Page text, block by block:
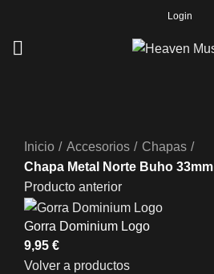
Login
Inicio
Accesorios
Chapas
Chapa Metal Norte Buho 33mm
Producto anterior
Gorra Dominium Logo
Volver a productos